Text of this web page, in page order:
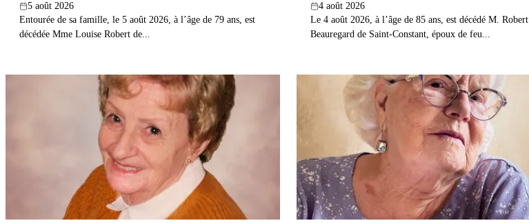
5 août 2026
Entourée de sa famille, le 5 août 2026, à l’âge de 79 ans, est
décédée Mme Louise Robert de...
4 août 2026
Le 4 août 2026, à l’âge de 85 ans, est décédé M. Robert
Beauregard de Saint-Constant, époux de feu...